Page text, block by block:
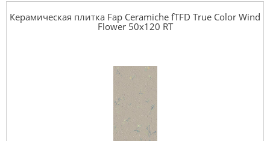
Керамическая плитка Fap Ceramiche fTFD True Color Wind
Flower 50x120 RT